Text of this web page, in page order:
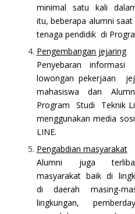
minimal satu kali
itu, beberapa alumni
tenaga pendidik di
Pengembangan jejaring
Penyebaran
lowongan pekerjaan
mahasiswa dan
Program Studi Teknik
menggunakan media
LINE.
Pengabdian masyarakat
Alumni juga
masyarakat baik di
di daerah masing-
lingkungan,